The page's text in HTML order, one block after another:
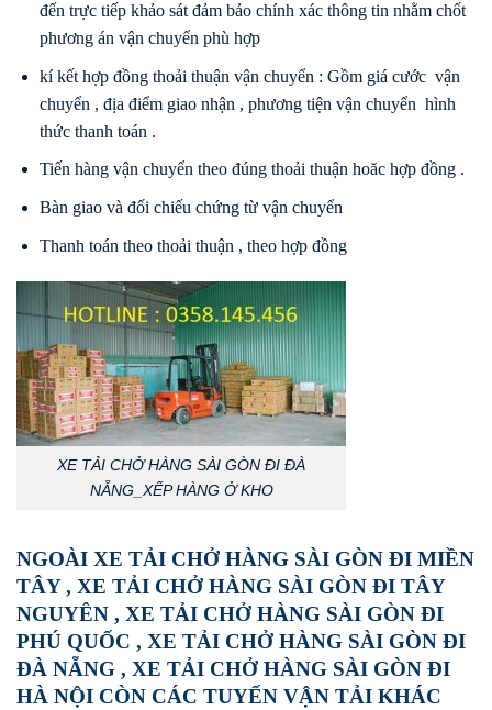
đến trực tiếp khảo sát đảm bảo chính xác thông tin nhằm chốt
phương án vận chuyển phù hợp
kí kết hợp đồng thoải thuận vận chuyển : Gồm giá cước vận
chuyển , địa điểm giao nhận , phương tiện vận chuyển hình
thức thanh toán .
Tiến hàng vận chuyển theo đúng thoải thuận hoăc hợp đồng .
Bàn giao và đối chiếu chứng từ vận chuyển
Thanh toán theo thoải thuận , theo hợp đồng
XE TẢI CHỞ HÀNG SÀI GÒN ĐI ĐÀ
NẴNG_XẾP HÀNG Ở KHO
NGOÀI XE TẢI CHỞ HÀNG SÀI GÒN ĐI MIỀN
TÂY , XE TẢI CHỞ HÀNG SÀI GÒN ĐI TÂY
NGUYÊN , XE TẢI CHỞ HÀNG SÀI GÒN ĐI
PHÚ QUỐC , XE TẢI CHỞ HÀNG SÀI GÒN ĐI
ĐÀ NẴNG , XE TẢI CHỞ HÀNG SÀI GÒN ĐI
HÀ NỘI CÒN CÁC TUYẾN VẬN TẢI KHÁC